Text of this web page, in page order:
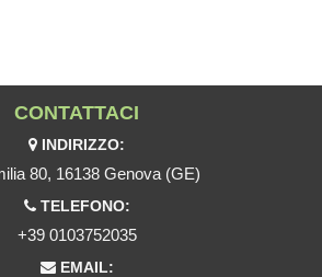
CONTATTACI
INDIRIZZO:
80, 16138 Genova (GE)
TELEFONO:
+39 0103752035
EMAIL: